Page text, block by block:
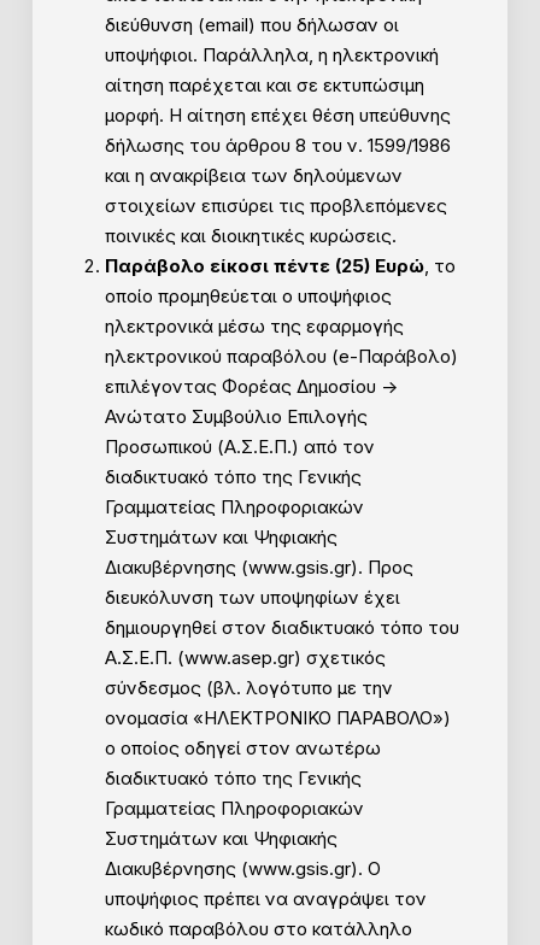
διεύθυνση (email) που δήλωσαν οι
υποψήφιοι. Παράλληλα, η ηλεκτρονική
αίτηση παρέχεται και σε εκτυπώσιμη
μορφή. Η αίτηση επέχει θέση υπεύθυνης
δήλωσης του άρθρου 8 του ν. 1599/1986
και η ανακρίβεια των δηλούμενων
στοιχείων επισύρει τις προβλεπόμενες
ποινικές και διοικητικές κυρώσεις.
Παράβολο είκοσι πέντε (25) Ευρώ, το
οποίο προμηθεύεται ο υποψήφιος
ηλεκτρονικά μέσω της εφαρμογής
ηλεκτρονικού παραβόλου (e-Παράβολο)
επιλέγοντας Φορέας Δημοσίου ->
Ανώτατο Συμβούλιο Επιλογής
Προσωπικού (Α.Σ.Ε.Π.) από τον
διαδικτυακό τόπο της Γενικής
Γραμματείας Πληροφοριακών
Συστημάτων και Ψηφιακής
Διακυβέρνησης (www.gsis.gr). Προς
διευκόλυνση των υποψηφίων έχει
δημιουργηθεί στον διαδικτυακό τόπο του
Α.Σ.Ε.Π. (www.asep.gr) σχετικός
σύνδεσμος (βλ. λογότυπο με την
ονομασία «ΗΛΕΚΤΡΟΝΙΚΟ ΠΑΡΑΒΟΛΟ»)
ο οποίος οδηγεί στον ανωτέρω
διαδικτυακό τόπο της Γενικής
Γραμματείας Πληροφοριακών
Συστημάτων και Ψηφιακής
Διακυβέρνησης (www.gsis.gr). Ο
υποψήφιος πρέπει να αναγράψει τον
κωδικό παραβόλου στο κατάλληλο